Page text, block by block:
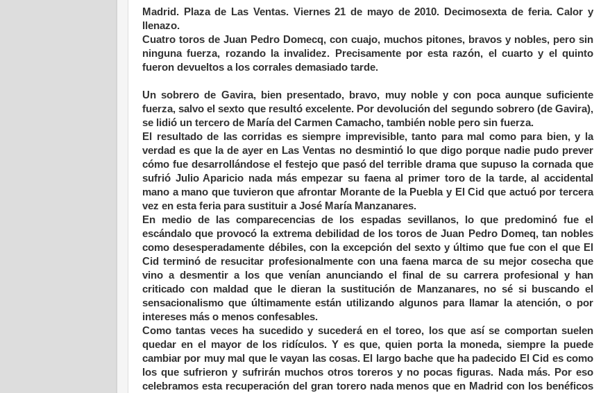
Madrid. Plaza de Las Ventas. Viernes 21 de mayo de 2010. Decimosexta de feria. Calor y
llenazo.
Cuatro toros de Juan Pedro Domecq, con cuajo, muchos pitones, bravos y nobles, pero sin
ninguna fuerza, rozando la invalidez. Precisamente por esta razón, el cuarto y el quinto
fueron devueltos a los corrales demasiado tarde.
Un sobrero de Gavira, bien presentado, bravo, muy noble y con poca aunque suficiente
fuerza, salvo el sexto que resultó excelente. Por devolución del segundo sobrero (de Gavira),
se lidió un tercero de María del Carmen Camacho, también noble pero sin fuerza.
El resultado de las corridas es siempre imprevisible, tanto para mal como para bien, y la
verdad es que la de ayer en Las Ventas no desmintió lo que digo porque nadie pudo prever
cómo fue desarrollándose el festejo que pasó del terrible drama que supuso la cornada que
sufrió Julio Aparicio nada más empezar su faena al primer toro de la tarde, al accidental
mano a mano que tuvieron que afrontar Morante de la Puebla y El Cid que actuó por tercera
vez en esta feria para sustituir a José María Manzanares.
En medio de las comparecencias de los espadas sevillanos, lo que predominó fue el
escándalo que provocó la extrema debilidad de los toros de Juan Pedro Domeq, tan nobles
como desesperadamente débiles, con la excepción del sexto y último que fue con el que El
Cid terminó de resucitar profesionalmente con una faena marca de su mejor cosecha que
vino a desmentir a los que venían anunciando el final de su carrera profesional y han
criticado con maldad que le dieran la sustitución de Manzanares, no sé si buscando el
sensacionalismo que últimamente están utilizando algunos para llamar la atención, o por
intereses más o menos confesables.
Como tantas veces ha sucedido y sucederá en el toreo, los que así se comportan suelen
quedar en el mayor de los ridículos. Y es que, quien porta la moneda, siempre la puede
cambiar por muy mal que le vayan las cosas. El largo bache que ha padecido El Cid es como
los que sufrieron y sufrirán muchos otros toreros y no pocas figuras. Nada más. Por eso
celebramos esta recuperación del gran torero nada menos que en Madrid con los benéficos